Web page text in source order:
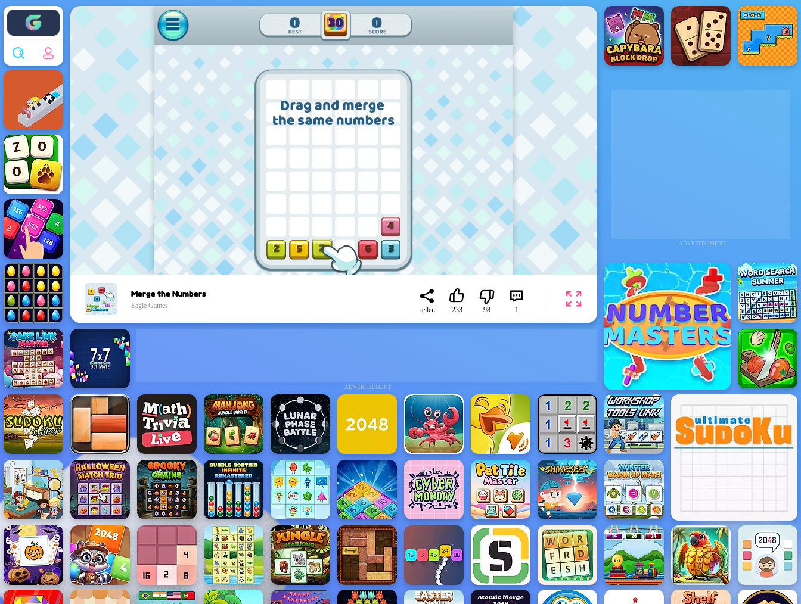
Enjoy4fun
ADVERTISEMENT
ADVERTISEMENT
Merge the Numbers
Eagle Games
teilen 233 98 1